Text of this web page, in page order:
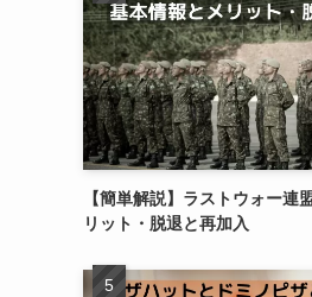
【簡単解説】ラストウォー連
リット・脱退と再加入